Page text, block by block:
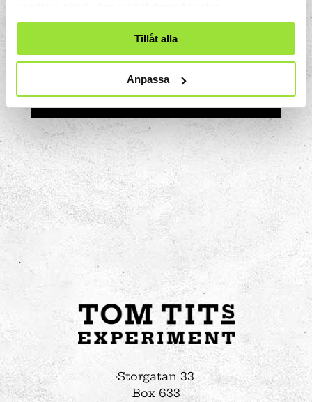
Tillåt alla
Anpassa
Adress: Saltsjötorget, 151 71
Södertälje
Telefon: +46 8 550 265 00
E-post: q.park@strawberry.se
Quality Hotel Park
av paketet sker viaStrawberry)
Storgatan 33
Box 633